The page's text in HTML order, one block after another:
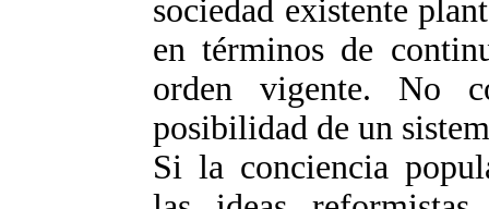
sociedad existente
en términos de
orden vigente. No
posibilidad de un
Si la conciencia